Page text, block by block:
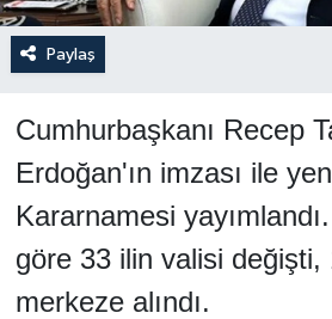
Paylaş
Cumhurbaşkanı Recep
Erdoğan'ın imzası ile
Kararnamesi
göre 33 ilin valisi değişti,
merkeze alındı.